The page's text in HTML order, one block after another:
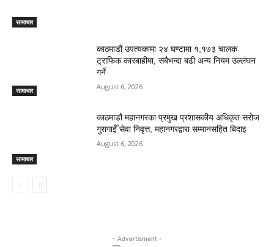
सामाचार
सामाचार
काठमाडौं उपत्यकामा २४ घण्टामा १,१७३ चालक
ट्राफिक कारबाहीमा, सबैभन्दा बढी अन्य नियम उल्लंघन
गर्ने
August 6, 2026
सामाचार
काठमाडौं महानगरका प्रमुख प्रशासकीय अधिकृत सरोज
गुरागाईँ सेवा निवृत्त, महानगरद्वारा सम्मानसहित बिदाइ
August 6, 2026
- Advertisment -